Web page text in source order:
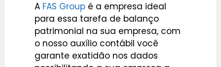
A FAS Group é a empresa ideal
para essa tarefa de balanço
patrimonial na sua empresa, com
o nosso auxílio contábil você
garante exatidão nos dados